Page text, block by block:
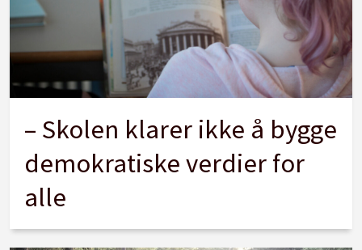
– Skolen klarer ikke å bygge
demokratiske verdier for
alle